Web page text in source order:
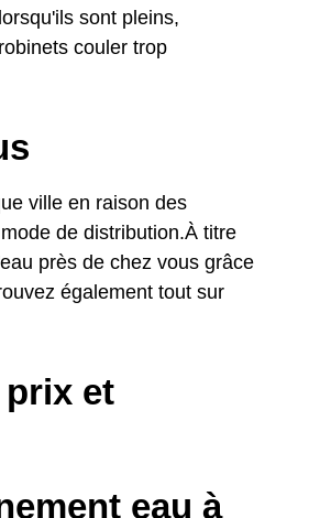
sont pleins,
couler trop
ville en raison des
de distribution.À titre
près de chez vous grâce
également tout sur
prix et
eau à